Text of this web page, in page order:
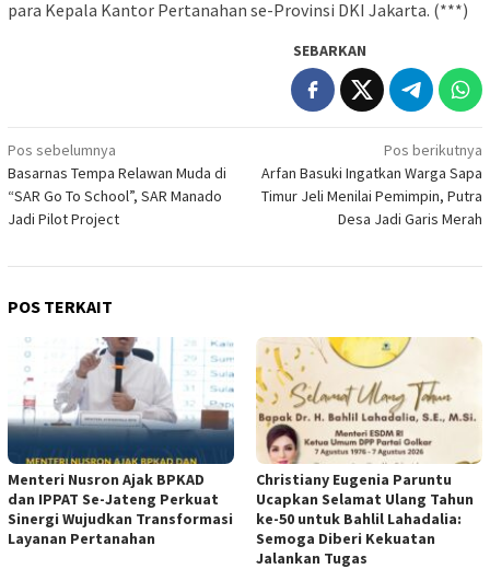
para Kepala Kantor Pertanahan se-Provinsi DKI Jakarta. (***)
SEBARKAN
Navigasi
pos
Pos sebelumnya
Basarnas Tempa Relawan Muda di
“SAR Go To School”, SAR Manado
Jadi Pilot Project
Pos berikutnya
Arfan Basuki Ingatkan Warga Sapa
Timur Jeli Menilai Pemimpin, Putra
Desa Jadi Garis Merah
POS TERKAIT
Menteri Nusron Ajak BPKAD
dan IPPAT Se-Jateng Perkuat
Sinergi Wujudkan Transformasi
Layanan Pertanahan
Christiany Eugenia Paruntu
Ucapkan Selamat Ulang Tahun
ke-50 untuk Bahlil Lahadalia:
Semoga Diberi Kekuatan
Jalankan Tugas